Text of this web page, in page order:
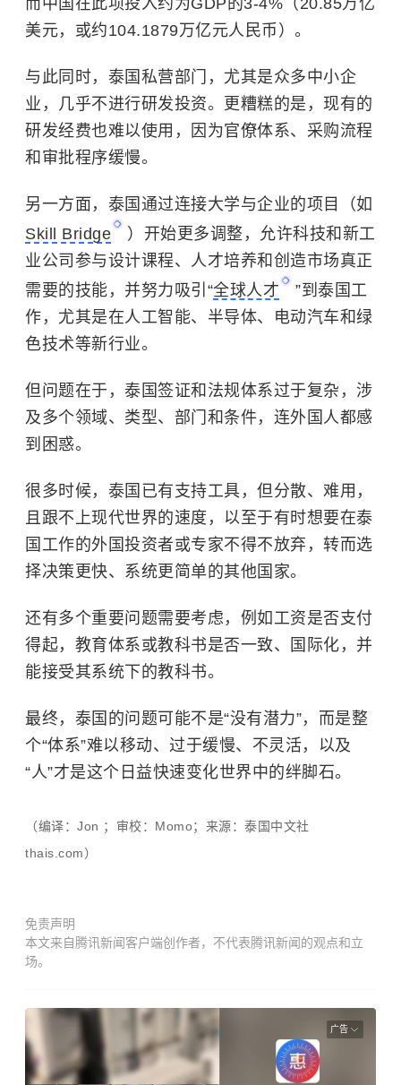
美元，或约104.1879万亿元人民币）。
与此同时，泰国私营部门，尤其是众多中小企
业，几乎不进行研发投资。更糟糕的是，现有的
研发经费也难以使用，因为官僚体系、采购流程
和审批程序缓慢。
另一方面，泰国通过连接大学与企业的项目（如
Skill Bridge
）开始更多调整，允许科技和新工
业公司参与设计课程、人才培养和创造市场真正
需要的技能，并努力吸引“全球人才
”到泰国工
作，尤其是在人工智能、半导体、电动汽车和绿
色技术等新行业。
但问题在于，泰国签证和法规体系过于复杂，涉
及多个领域、类型、部门和条件，连外国人都感
到困惑。
很多时候，泰国已有支持工具，但分散、难用，
且跟不上现代世界的速度，以至于有时想要在泰
国工作的外国投资者或专家不得不放弃，转而选
择决策更快、系统更简单的其他国家。
还有多个重要问题需要考虑，例如工资是否支付
得起，教育体系或教科书是否一致、国际化，并
能接受其系统下的教科书。
最终，泰国的问题可能不是“没有潜力”，而是整
个“体系”难以移动、过于缓慢、不灵活，以及
“人”才是这个日益快速变化世界中的绊脚石。
（编译：Jon ；审校：Momo；来源：泰国中文社
thais.com）
免责声明
本文来自腾讯新闻客户端创作者，不代表腾讯新闻的观点和立
场。
广告